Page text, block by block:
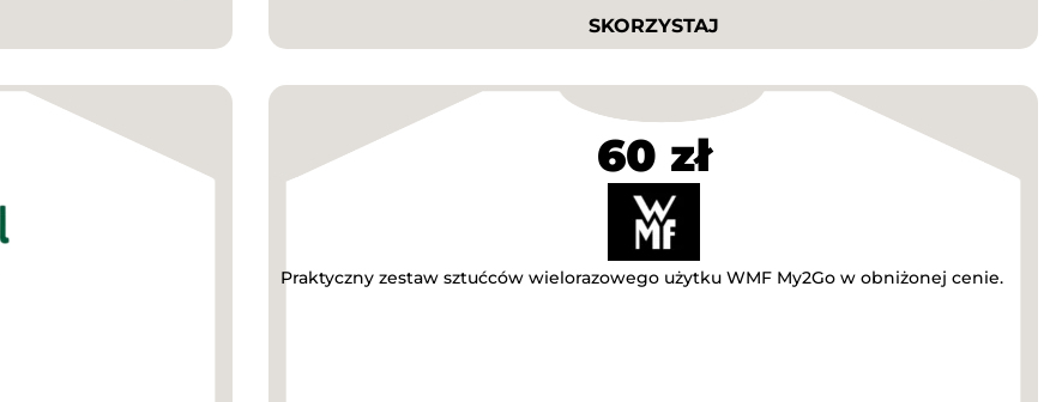
SKORZYSTAJ
60 zł
Praktyczny zestaw sztućców wielorazowego użytku WMF My2Go w obniżonej cenie.